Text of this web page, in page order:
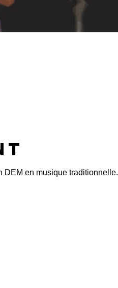
DEM en musique traditionnelle.